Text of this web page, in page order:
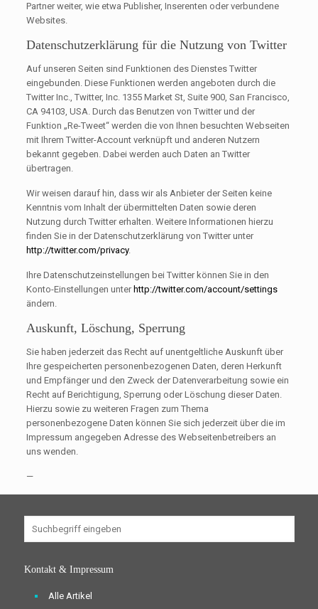
Partner weiter, wie etwa Publisher, Inserenten oder verbundene
Websites.
Datenschutzerklärung für die Nutzung von Twitter
Auf unseren Seiten sind Funktionen des Dienstes Twitter
eingebunden. Diese Funktionen werden angeboten durch die
Twitter Inc., Twitter, Inc. 1355 Market St, Suite 900, San Francisco,
CA 94103, USA. Durch das Benutzen von Twitter und der
Funktion „Re-Tweet“ werden die von Ihnen besuchten Webseiten
mit Ihrem Twitter-Account verknüpft und anderen Nutzern
bekannt gegeben. Dabei werden auch Daten an Twitter
übertragen.
Wir weisen darauf hin, dass wir als Anbieter der Seiten keine
Kenntnis vom Inhalt der übermittelten Daten sowie deren
Nutzung durch Twitter erhalten. Weitere Informationen hierzu
finden Sie in der Datenschutzerklärung von Twitter unter
http://twitter.com/privacy.
Ihre Datenschutzeinstellungen bei Twitter können Sie in den
Konto-Einstellungen unter http://twitter.com/account/settings
ändern.
Auskunft, Löschung, Sperrung
Sie haben jederzeit das Recht auf unentgeltliche Auskunft über
Ihre gespeicherten personenbezogenen Daten, deren Herkunft
und Empfänger und den Zweck der Datenverarbeitung sowie ein
Recht auf Berichtigung, Sperrung oder Löschung dieser Daten.
Hierzu sowie zu weiteren Fragen zum Thema
personenbezogene Daten können Sie sich jederzeit über die im
Impressum angegeben Adresse des Webseitenbetreibers an
uns wenden.
—
Kontakt & Impressum
Alle Artikel